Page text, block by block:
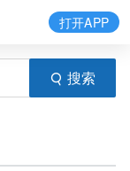
搜索
打开APP